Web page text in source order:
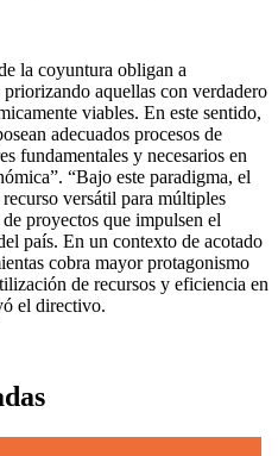
la coyuntura obligan a
aquellas con verdadero
viables. En este sentido,
adecuados procesos de
fundamentales y necesarios en
“Bajo este paradigma, el
versátil para múltiples
proyectos que impulsen el
país. En un contexto de acotado
cobra mayor protagonismo
de recursos y eficiencia en
el directivo.